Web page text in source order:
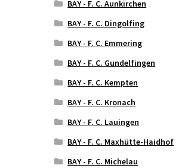
BAY - F. C. Aunkirchen
BAY - F. C. Dingolfing
BAY - F. C. Emmering
BAY - F. C. Gundelfingen
BAY - F. C. Kempten
BAY - F. C. Kronach
BAY - F. C. Lauingen
BAY - F. C. Maxhütte-Haidhof
BAY - F. C. Michelau